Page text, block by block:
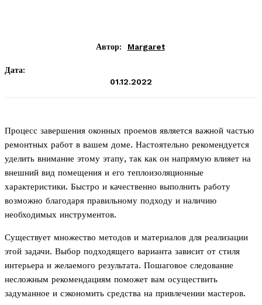
Автор: Margaret
Дата:
01.12.2022
Процесс завершения оконных проемов является важной частью
ремонтных работ в вашем доме. Настоятельно рекомендуется
уделить внимание этому этапу, так как он напрямую влияет на
внешний вид помещения и его теплоизоляционные
характеристики. Быстро и качественно выполнить работу
возможно благодаря правильному подходу и наличию
необходимых инструментов.
Существует множество методов и материалов для реализации
этой задачи. Выбор подходящего варианта зависит от стиля
интерьера и желаемого результата. Пошаговое следование
несложным рекомендациям поможет вам осуществить
задуманное и сэкономить средства на привлечении мастеров.